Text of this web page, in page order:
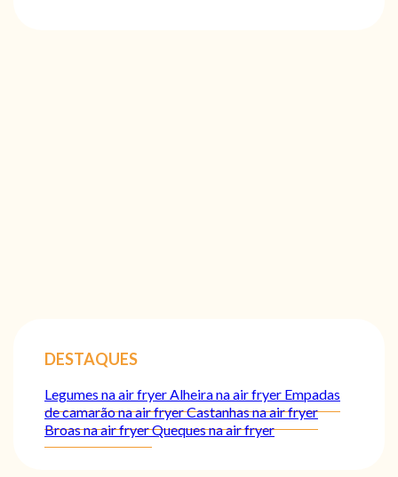
DESTAQUES
Legumes na air fryerAlheira na air fryer Empadas
de camarão na air fryerCastanhas na air fryer
Broas na air fryerQueques na air fryer